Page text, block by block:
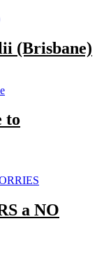
(Brisbane)
to
a NO